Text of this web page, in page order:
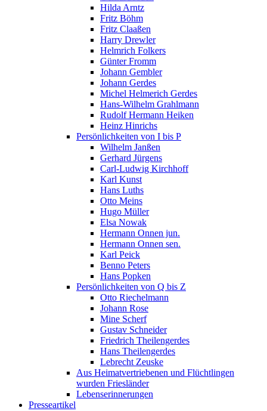
Hilda Arntz
Fritz Böhm
Fritz Claaßen
Harry Drewler
Helmrich Folkers
Günter Fromm
Johann Gembler
Johann Gerdes
Michel Helmerich Gerdes
Hans-Wilhelm Grahlmann
Rudolf Hermann Heiken
Heinz Hinrichs
Persönlichkeiten von I bis P
Wilhelm Janßen
Gerhard Jürgens
Carl-Ludwig Kirchhoff
Karl Kunst
Hans Luths
Otto Meins
Hugo Müller
Elsa Nowak
Hermann Onnen jun.
Hermann Onnen sen.
Karl Peick
Benno Peters
Hans Popken
Persönlichkeiten von Q bis Z
Otto Riechelmann
Johann Rose
Mine Scherf
Gustav Schneider
Friedrich Theilengerdes
Hans Theilengerdes
Lebrecht Zeuske
Aus Heimatvertriebenen und Flüchtlingen
wurden Friesländer
Lebenserinnerungen
Presseartikel